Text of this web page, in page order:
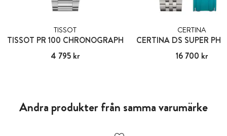
TISSOT
TISSOT PR 100 CHRONOGRAPH
Pris:4 795 kr
4 795 kr
CERTINA
CERTINA DS SUPER
Pris: 16 700 kr
16 700 kr
Andra produkter från samma varumärke